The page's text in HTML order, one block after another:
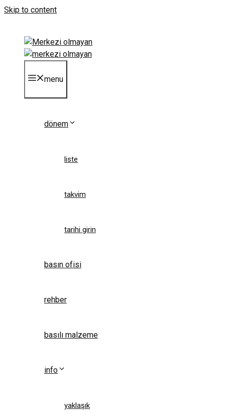
Skip to content
menu
dönem
liste
takvim
tarihi girin
basın ofisi
rehber
basılı malzeme
info
yaklaşık